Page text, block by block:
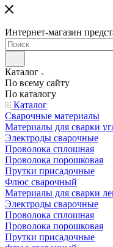
Интернет-магазин
Каталог
По всему сайту
По каталогу
Каталог
Сварочные материалы
Материалы для сварки
Электроды сварочные
Проволока сплошная
Проволока порошковая
Прутки присадочные
Флюс сварочный
Материалы для сварки
Электроды сварочные
Проволока сплошная
Проволока порошковая
Прутки присадочные